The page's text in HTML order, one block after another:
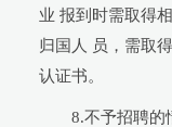
业 报到时需取得
归国人 员，需取
认证书。
8.不予招聘的